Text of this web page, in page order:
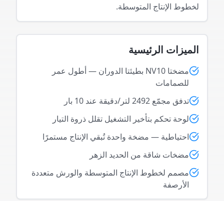
لخطوط الإنتاج المتوسطة.
الميزات الرئيسية
مضختا NV10 بطيئتا الدوران — أطول عمر
للصمامات
تدفق مجمّع 2492 لتر/دقيقة عند 10 بار
لوحة تحكم بتأخير التشغيل تقلل ذروة التيار
احتياطية — مضخة واحدة تُبقي الإنتاج مستمرًا
مضخات شاقة من الحديد الزهر
مصمم لخطوط الإنتاج المتوسطة والورش متعددة
الأرصفة